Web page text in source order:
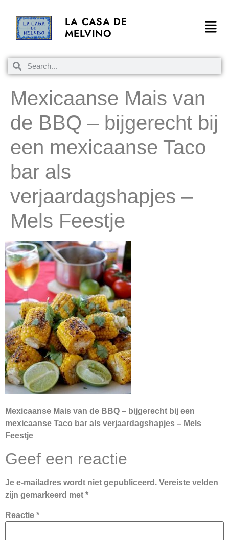
LA CASA DE
MELVINO
Mexicaanse Mais van
de BBQ – bijgerecht bij
een mexicaanse Taco
bar als
verjaardagshapjes –
Mels Feestje
Mexicaanse Mais van de BBQ – bijgerecht bij een
mexicaanse Taco bar als verjaardagshapjes – Mels
Feestje
Geef een reactie
Je e-mailadres wordt niet gepubliceerd. Vereiste velden
zijn gemarkeerd met *
Reactie *